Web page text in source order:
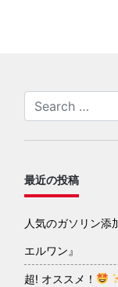
最近の投稿
人気のガソリン添
エルワン』
超! オススメ！